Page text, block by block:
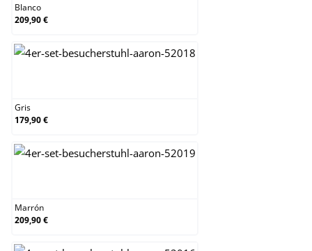
Blanco
209,90 €
Gris
179,90 €
Marrón
209,90 €